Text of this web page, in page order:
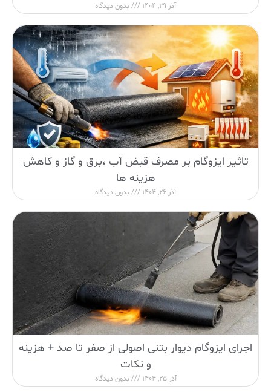
آذر 29, 1404 بدون دیدگاه
تاثیر ایزوگام بر مصرف قبض آب ،برق و گاز و کاهش
هزینه ها
آذر 26, 1404 بدون دیدگاه
اجرای ایزوگام دیوار بتنی اصولی از صفر تا صد + هزینه
و نکات
آذر 25, 1404 بدون دیدگاه